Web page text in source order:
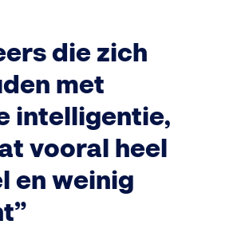
die zich
met
intelligentie,
vooral heel
en weinig